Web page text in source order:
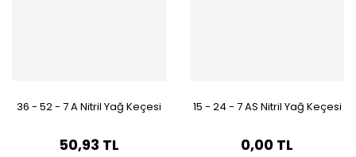
36 - 52 - 7 A Nitril Yağ Keçesi
50,93 TL
15 - 24 - 7 AS Nitril Yağ Keçesi
0,00 TL